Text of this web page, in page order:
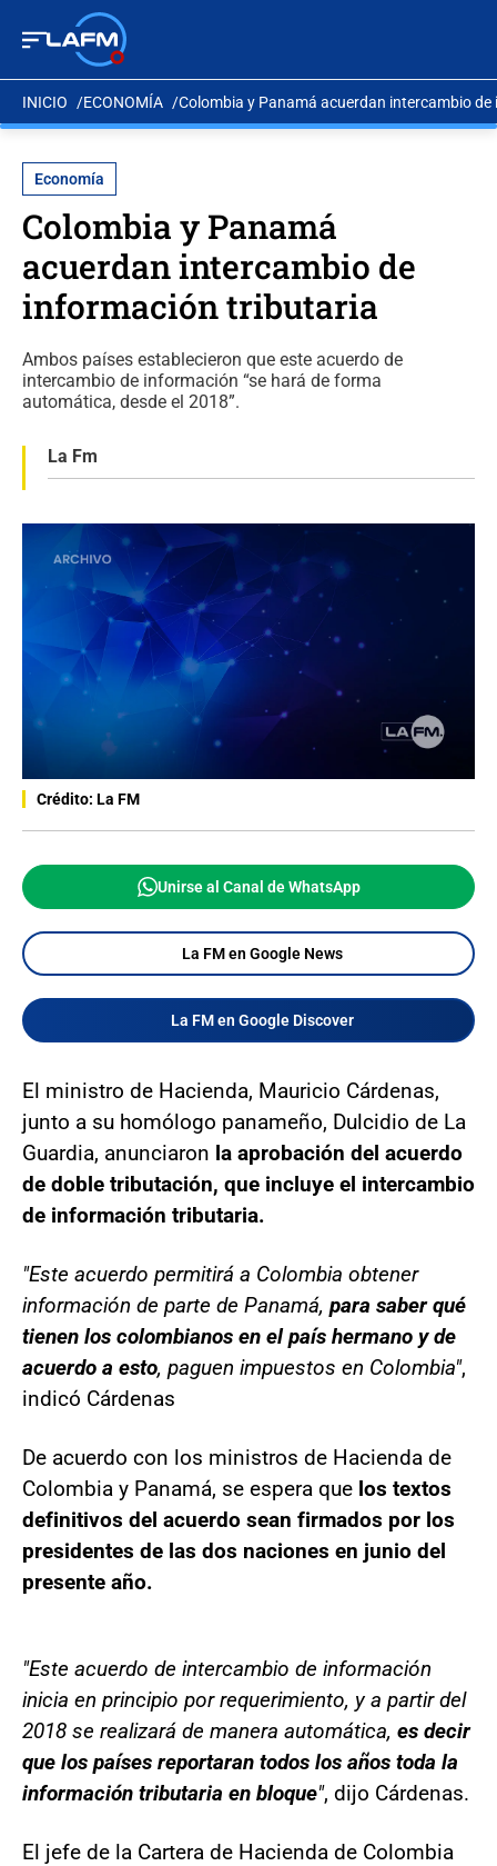
INICIO ECONOMÍA Colombia y Panamá acuerdan intercambio
Economía
Colombia y Panamá
acuerdan intercambio de
información tributaria
Ambos países establecieron que este acuerdo de
intercambio de información “se hará de forma
automática, desde el 2018”.
La Fm
Crédito: La FM
Unirse al Canal de WhatsApp
La FM en Google News
La FM en Google Discover
El ministro de Hacienda, Mauricio Cárdenas,
junto a su homólogo panameño, Dulcidio de La
Guardia, anunciaron la aprobación del acuerdo
de doble tributación, que incluye el intercambio
de información tributaria.
"Este acuerdo permitirá a Colombia obtener
información de parte de Panamá, para saber qué
tienen los colombianos en el país hermano y de
acuerdo a esto, paguen impuestos en Colombia",
indicó Cárdenas
De acuerdo con los ministros de Hacienda de
Colombia y Panamá, se espera que los textos
definitivos del acuerdo sean firmados por los
presidentes de las dos naciones en junio del
presente año.
"Este acuerdo de intercambio de información
inicia en principio por requerimiento, y a partir del
2018 se realizará de manera automática, es decir
que los países reportaran todos los años toda la
información tributaria en bloque", dijo Cárdenas.
El jefe de la Cartera de Hacienda de Colombia